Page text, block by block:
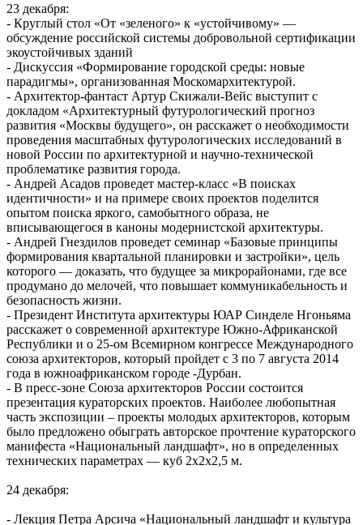
23 декабря:
- Круглый стол «От «зеленого» к «устойчивому» —
обсуждение российской системы добровольной сертификации
экоустойчивых зданий
- Дискуссия «Формирование городской среды: новые
парадигмы», организованная Москомархитектурой.
- Архитектор-фантаст Артур Скижали-Вейс выступит с
докладом «Архитектурный футурологический прогноз
развития «Москвы будущего», он расскажет о необходимости
проведения масштабных футурологических исследований в
новой России по архитектурной и научно-технической
проблематике развития города.
- Андрей Асадов проведет мастер-класс «В поисках
идентичности» и на примере своих проектов поделится
опытом поиска яркого, самобытного образа, не
вписывающегося в каноны модернистской архитектуры.
- Андрей Гнездилов проведет семинар «Базовые принципы
формирования квартальной планировки и застройки», цель
которого — доказать, что будущее за микрорайонами, где все
продумано до мелочей, что повышает коммуникабельность и
безопасность жизни.
- Президент Института архитектуры ЮАР Синделе Нгоньяма
расскажет о современной архитектуре Южно-Африканской
Республики и о 25-ом Всемирном конгрессе Международного
союза архитекторов, который пройдет с 3 по 7 августа 2014
года в южноафриканском городе -Дурбан.
- В пресс-зоне Союза архитекторов России состоится
презентация кураторских проектов. Наиболее любопытная
часть экспозиции – проекты молодых архитекторов, которым
было предложено обыграть авторское прочтение кураторского
манифеста «Национальный ландшафт», но в определенных
технических параметрах — куб 2х2х2,5 м.
24 декабря:
- Лекция Петра Арсича «Национальный ландшафт и культура